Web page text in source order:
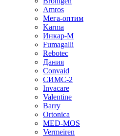
Amros
Мега-оптим
Karma
Инкар-М
Fumagalli
Rebotec
Дания
Convaid
СИМС-2
Invacare
Valentine
Barry
Ortonica
MED-MOS
Vermeiren